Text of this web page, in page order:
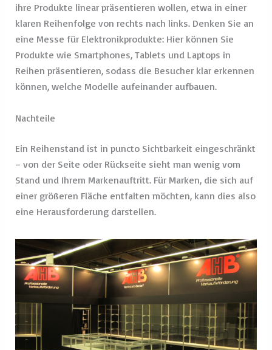
ihre Produkte linear präsentieren wollen, etwa in einer
klaren Reihenfolge von rechts nach links. Denken Sie an
eine Messe für Elektronikprodukte: Hier können Sie
Produkte wie Smartphones, Tablets und Laptops in
Reihen präsentieren, sodass die Besucher klar erkennen
können, welche Modelle aufeinander aufbauen.
Nachteile
Ein Reihenstand ist in puncto Sichtbarkeit eingeschränkt
– von der Seite oder Rückseite sieht man wenig vom
Stand und Ihrem Markenauftritt. Für Marken, die sich auf
einer größeren Fläche entfalten möchten, kann dies also
eine Herausforderung darstellen.